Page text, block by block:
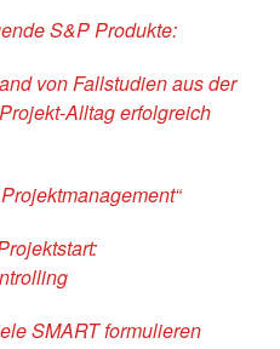
S&P Produkte:
von Fallstudien aus der
Alltag erfolgreich
SMART formulieren